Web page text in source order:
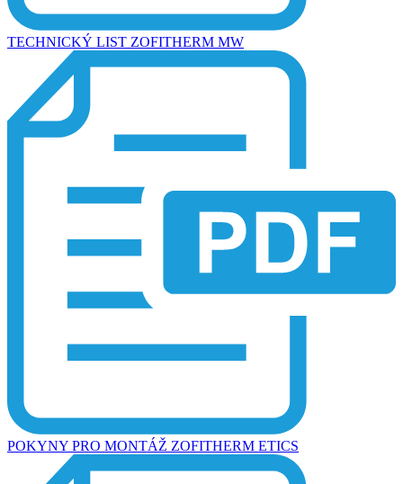
TECHNICKÝ LIST ZOFITHERM MW
POKYNY PRO MONTÁŽ ZOFITHERM ETICS